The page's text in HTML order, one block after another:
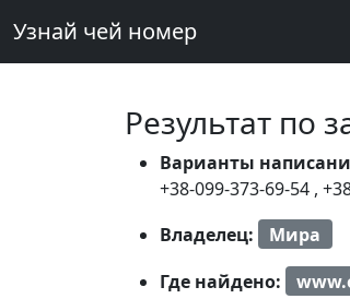
Узнай чей номер
Результат по
Варианты
+38-099-373-69-54 ,
Владелец:
Мира
Где найдено: